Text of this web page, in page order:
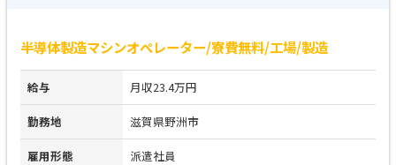
半導体製造マシンオペレーター/寮費無料/工場/製造
給与 月収23.4万円
勤務地 滋賀県野洲市
雇用形態 派遣社員